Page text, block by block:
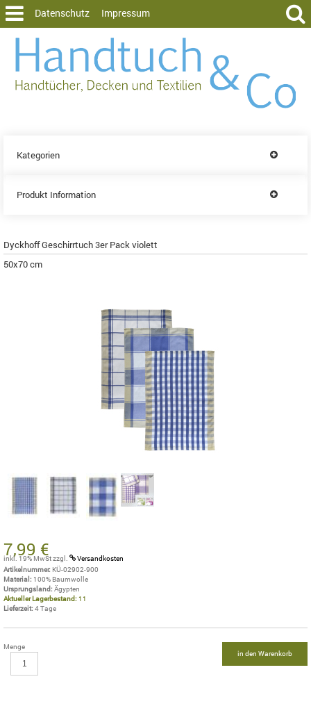
Datenschutz Impressum
Kategorien
Produkt Information
Dyckhoff Geschirrtuch 3er Pack violett
50x70 cm
7,99 €
inkl. 19% MwStzzgl.
Versandkosten
Artikelnummer: KÜ-02902-900
Material: 100% Baumwolle
Ursprungsland: Ägypten
Aktueller Lagerbestand: 11
Lieferzeit: 4 Tage
Menge
in den Warenkorb